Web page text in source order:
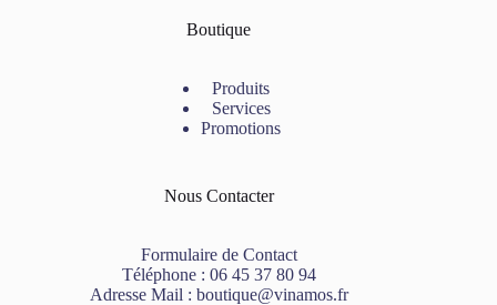
Boutique
Produits
Services
Promotions
Nous Contacter
Formulaire de Contact
Téléphone : 06 45 37 80 94
Adresse Mail : boutique@vinamos.fr